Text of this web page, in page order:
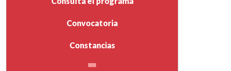
Convocatoria
Constancias